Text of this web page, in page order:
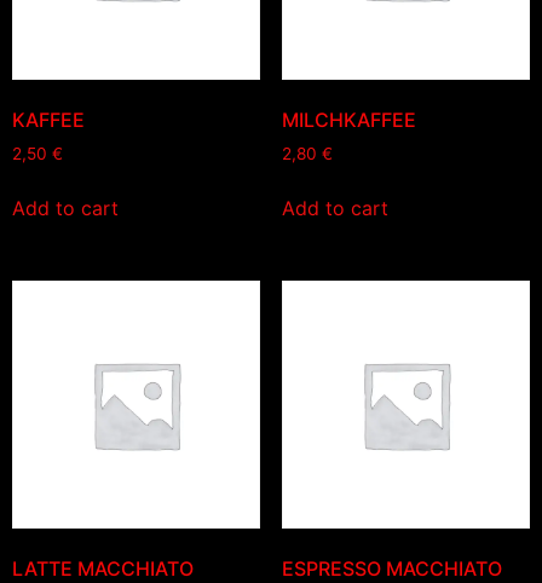
KAFFEE
2,50 €
Add to cart
MILCHKAFFEE
2,80 €
Add to cart
LATTE MACCHIATO ESPRESSO MACCHIATO